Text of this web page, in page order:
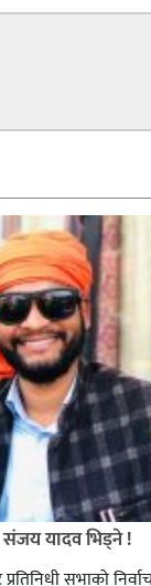
संजय यादव भिड्ने !
सभाको